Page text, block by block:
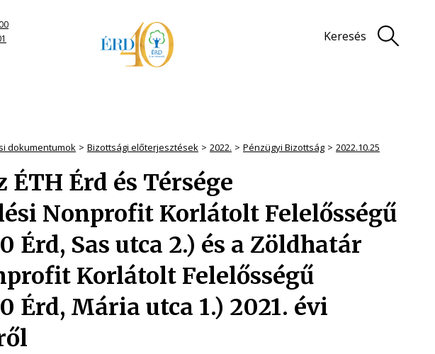
Keresés
dokumentumok Bizottsági előterjesztések 2022. Pénzügyi Bizottság 2022.10.25
Érd és Térsége
Nonprofit Korlátolt Felelősségű
Érd, Sas utca 2.) és a Zöldhatár
Korlátolt Felelősségű
Érd, Mária utca 1.) 2021. évi